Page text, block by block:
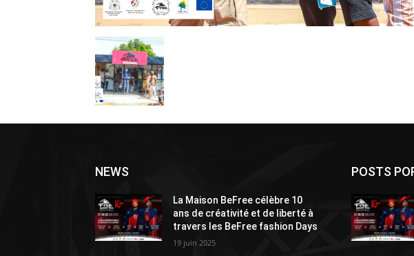
NEWS
La Maison BeFree célèbre 10
ans de créativité et de liberté à
travers les BeFree fashion Days
19 juin 2025
POSTS